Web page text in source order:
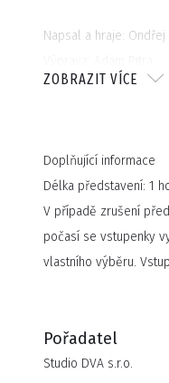
Napsal a hraje: Ondřej
Produkce: Petra
ZOBRAZIT VÍCE
Doplňující informace
Délka představení: 1
V případě zrušení
počasí se vstupenky
vlastního výběru.
Pořadatel
Studio DVA s.r.o.